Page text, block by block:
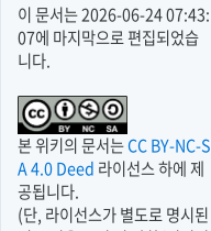
이 문서는2026-06-24 07:43:
07에 마지막으로 편집되었습
니다.
본 위키의 문서는CC BY-NC-S
A 4.0 Deed 라이선스 하에 제
공됩니다.
(단, 라이선스가 별도로 명시된